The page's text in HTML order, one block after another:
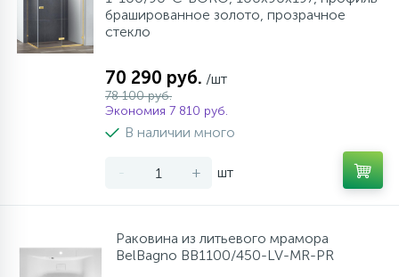
брашированное золото, прозрачное
стекло
70 290 руб. /шт
78 100 руб.
Экономия 7 810 руб.
В наличии много
- + шт
Раковина из литьевого мрамора
BelBagno BB1100/450-LV-MR-PR